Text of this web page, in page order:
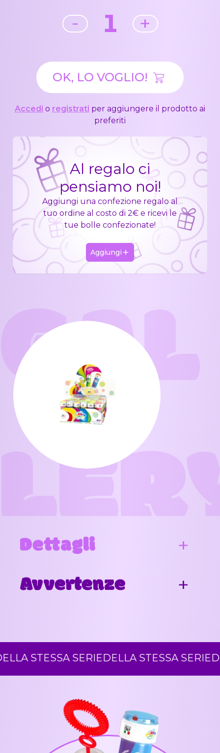
- 1 +
OK, LO VOGLIO!
Accedi o registrati per aggiungere il prodotto ai
preferiti
Al regalo ci
pensiamo noi!
Aggiungi una confezione regalo al
tuo ordine al costo di 2€ e ricevi le
tue bolle confezionate!
Aggiungi
GAL
Dettagli
Avvertenze
STESSA SERIEDELLA STESSA SERIE